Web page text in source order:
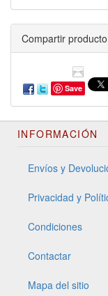
Compartir producto
Save
INFORMACIÓN
Envíos y
Privacidad y
Condiciones
Contactar
Mapa del sitio